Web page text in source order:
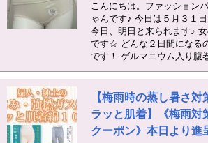
こんにちは。ファッション
ゃんです♪ 今日は５月３１
今日、明日と来られます♪
です☆ どんな２日間になる
です！ ゲルマニウム入り腹
【梅雨時の蒸し暑さ
ラッと肌着】《梅雨対
クーポン》本日より進